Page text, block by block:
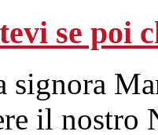
se poi
signora
il nostro